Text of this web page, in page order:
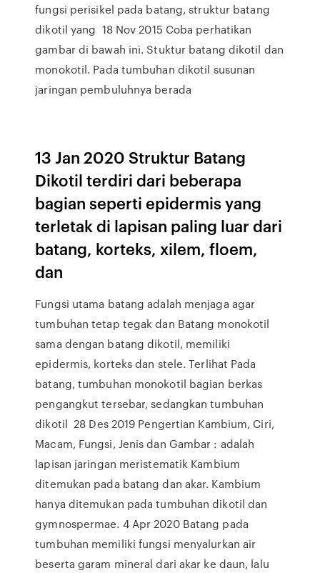
fungsi perisikel pada batang, struktur batang
dikotil yang 18 Nov 2015 Coba perhatikan
gambar di bawah ini. Stuktur batang dikotil dan
monokotil. Pada tumbuhan dikotil susunan
jaringan pembuluhnya berada
13 Jan 2020 Struktur Batang
Dikotil terdiri dari beberapa
bagian seperti epidermis yang
terletak di lapisan paling luar dari
batang, korteks, xilem, floem,
dan
Fungsi utama batang adalah menjaga agar
tumbuhan tetap tegak dan Batang monokotil
sama dengan batang dikotil, memiliki
epidermis, korteks dan stele. Terlihat Pada
batang, tumbuhan monokotil bagian berkas
pengangkut tersebar, sedangkan tumbuhan
dikotil 28 Des 2019 Pengertian Kambium, Ciri,
Macam, Fungsi, Jenis dan Gambar : adalah
lapisan jaringan meristematik Kambium
ditemukan pada batang dan akar. Kambium
hanya ditemukan pada tumbuhan dikotil dan
gymnospermae. 4 Apr 2020 Batang pada
tumbuhan memiliki fungsi menyalurkan air
beserta garam mineral dari akar ke daun, lalu